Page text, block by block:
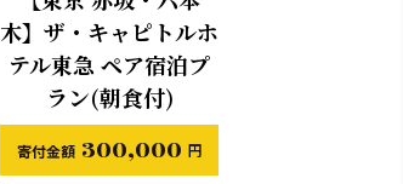
木】ザ・キャピトルホ
テル東急 ペア宿泊プ
ラン(朝食付)
300,000